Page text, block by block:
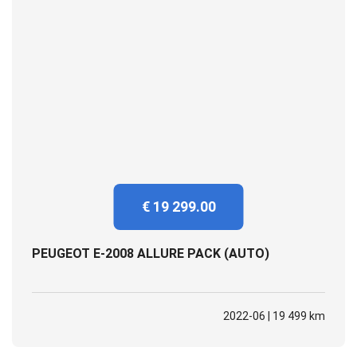
€ 19 299.00
PEUGEOT E-2008 ALLURE PACK (AUTO)
2022-06 | 19 499 km